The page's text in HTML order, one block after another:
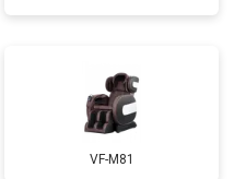
VF-M81